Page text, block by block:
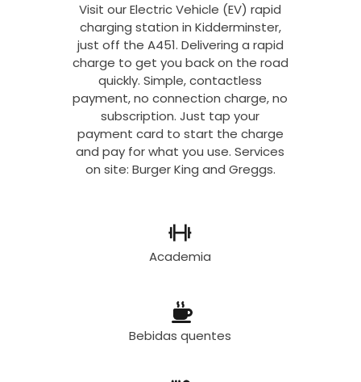
Visit our Electric Vehicle (EV) rapid
charging station in Kidderminster,
just off the A451. Delivering a rapid
charge to get you back on the road
quickly. Simple, contactless
payment, no connection charge, no
subscription. Just tap your
payment card to start the charge
and pay for what you use. Services
on site: Burger King and Greggs.
Academia
Bebidas quentes